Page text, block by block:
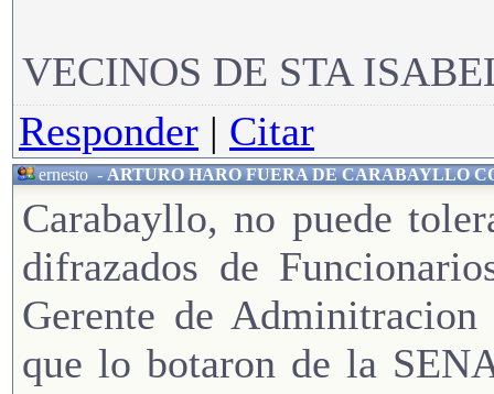
VECINOS DE STA
Responder | Citar
ernesto-ARTURO HARO FUERA DE CARABAYLLO
Carabayllo, no puede
difrazados de
Gerente de
que lo botaron de la